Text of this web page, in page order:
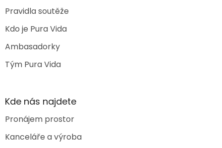
Pravidla soutěže
Kdo je Pura Vida
Ambasadorky
Tým Pura Vida
Kde nás najdete
Pronájem prostor
Kanceláře a výroba